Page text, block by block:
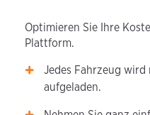
Optimieren Sie Ihre
Plattform.
Jedes Fahrzeug
aufgeladen.